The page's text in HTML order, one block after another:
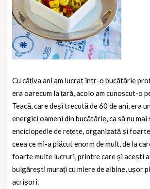
Cu câțiva ani am lucrat într-o bucătărie
era oarecum la țară, acolo am cunoscut-o
Teacă, care deși trecută de 60 de ani, era
energici oameni din bucătărie, ca să nu mai
enciclopedie de rețete, organizată și
ceea ce mi-a plăcut enorm de mult, de la
foarte multe lucruri, printre care și acești
bulgărești murați cu miere de albine, ușor
acrișori.